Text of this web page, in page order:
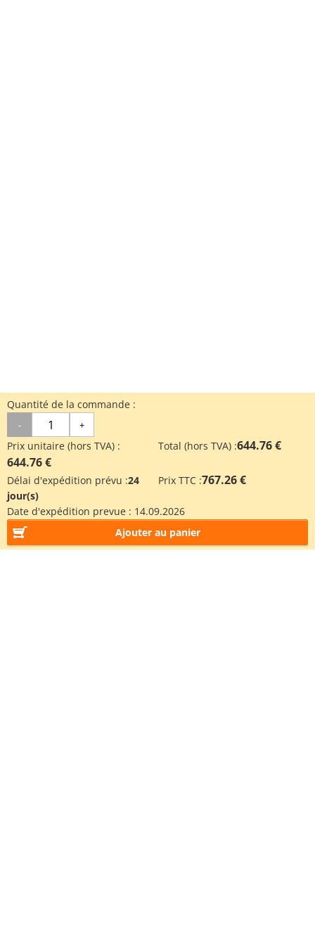
Quantité de la commande :
- +
Prix unitaire (hors TVA) :
644.76 €
Total (hors TVA) :644.76 €
Délai d'expédition prévu :24
jour(s)
Prix TTC :767.26 €
Date d'expédition prevue : 14.09.2026
Ajouter au panier